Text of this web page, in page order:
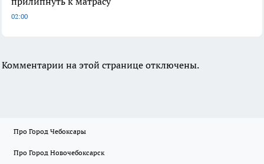
02:00
Комментарии на этой странице отключены.
Про Город Чебоксары
Про Город Новочебоксарск